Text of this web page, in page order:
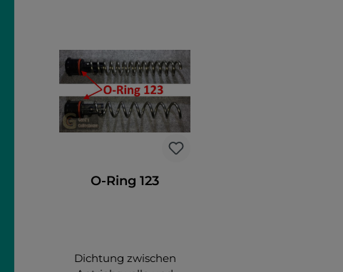
O-Ring 123
Dichtung zwischen